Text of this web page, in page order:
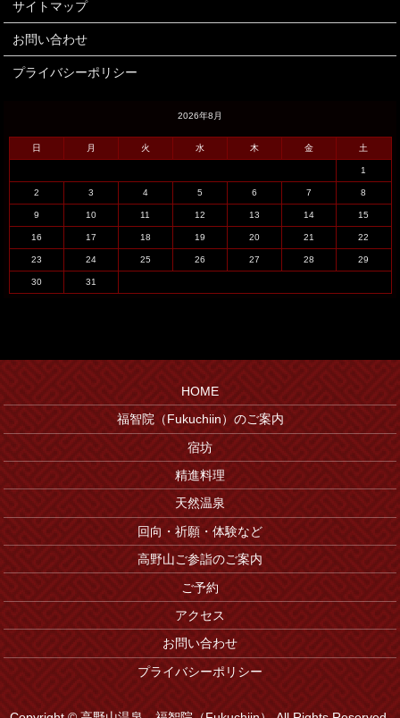
サイトマップ
お問い合わせ
プライバシーポリシー
2026年8月
日 月 火 水 木 金 土
1
2 3 4 5 6 7 8
9 10 11 12 13 14 15
16 17 18 19 20 21 22
23 24 25 26 27 28 29
30 31
HOME
福智院（Fukuchiin）のご案内
宿坊
精進料理
天然温泉
回向・祈願・体験など
高野山ご参詣のご案内
ご予約
アクセス
お問い合わせ
プライバシーポリシー